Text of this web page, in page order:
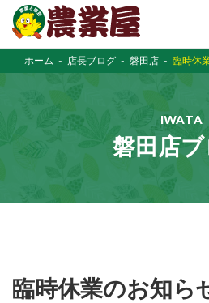
ホーム 店長ブログ 磐田店 臨時休
IWATA
磐田店
臨時休業のお知ら